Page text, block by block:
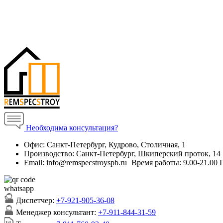
Необходима консультация?
Офис: Санкт-Петербург, Кудрово, Столичная, 1
Производство: Санкт-Петербург, Шкиперский проток, 14
Email: info@remspecstroyspb.ru Время работы: 9.00-
Диспетчер: +7-921-905-36-08
Менеджер консультант: +7-911-844-31-59